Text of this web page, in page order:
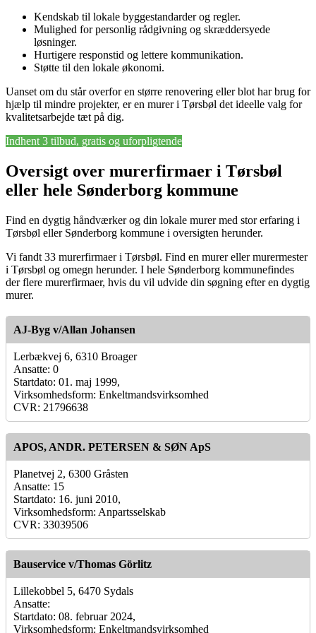
Kendskab til lokale byggestandarder og regler.
Mulighed for personlig rådgivning og skræddersyede
løsninger.
Hurtigere responstid og lettere kommunikation.
Støtte til den lokale økonomi.
Uanset om du står overfor en større renovering eller blot har brug for
hjælp til mindre projekter, er en murer i Tørsbøl det ideelle valg for
kvalitetsarbejde tæt på dig.
Indhent 3 tilbud, gratis og uforpligtende
Oversigt over murerfirmaer i Tørsbøl
eller hele Sønderborg kommune
Find en dygtig håndværker og din lokale murer med stor erfaring i
Tørsbøl eller Sønderborg kommune i oversigten herunder.
Vi fandt 33 murerfirmaer i Tørsbøl. Find en murer eller murermester
i Tørsbøl og omegn herunder. I hele Sønderborg kommunefindes
der flere murerfirmaer, hvis du vil udvide din søgning efter en dygtig
murer.
AJ-Byg v/Allan Johansen
Lerbækvej 6, 6310 Broager
Ansatte: 0
Startdato: 01. maj 1999,
Virksomhedsform: Enkeltmandsvirksomhed
CVR: 21796638
APOS, ANDR. PETERSEN & SØN ApS
Planetvej 2, 6300 Gråsten
Ansatte: 15
Startdato: 16. juni 2010,
Virksomhedsform: Anpartsselskab
CVR: 33039506
Bauservice v/Thomas Görlitz
Lillekobbel 5, 6470 Sydals
Ansatte:
Startdato: 08. februar 2024,
Virksomhedsform: Enkeltmandsvirksomhed